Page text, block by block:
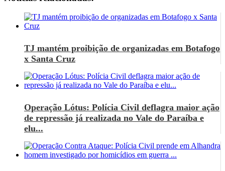
TJ mantém proibição de organizadas em Botafogo
x Santa Cruz
Operação Lótus: Polícia Civil deflagra maior ação
de repressão já realizada no Vale do Paraíba e
elu...